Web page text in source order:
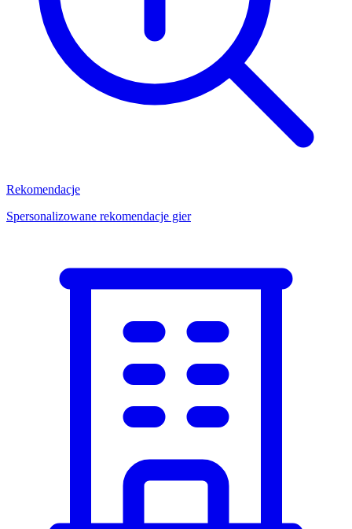
Rekomendacje
Spersonalizowane rekomendacje gier